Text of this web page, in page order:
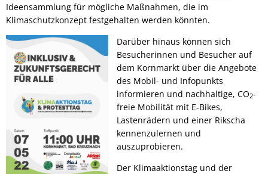
Ideensammlung für mögliche Maßnahmen, die im
Klimaschutzkonzept festgehalten werden könnten.
Darüber hinaus können sich
Besucherinnen und Besucher auf
dem Kornmarkt über die Angebote
des Mobil- und Infopunkts
informieren und nachhaltige, CO2-
freie Mobilität mit E-Bikes,
Lastenrädern und einer Rikscha
kennenzulernen und
auszuprobieren.
Der Klimaaktionstag und der